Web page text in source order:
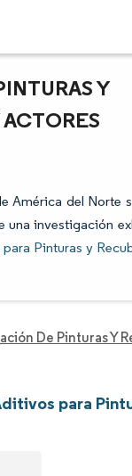
Y
América del Norte
una investigación
Pinturas y
De Pinturas Y
para